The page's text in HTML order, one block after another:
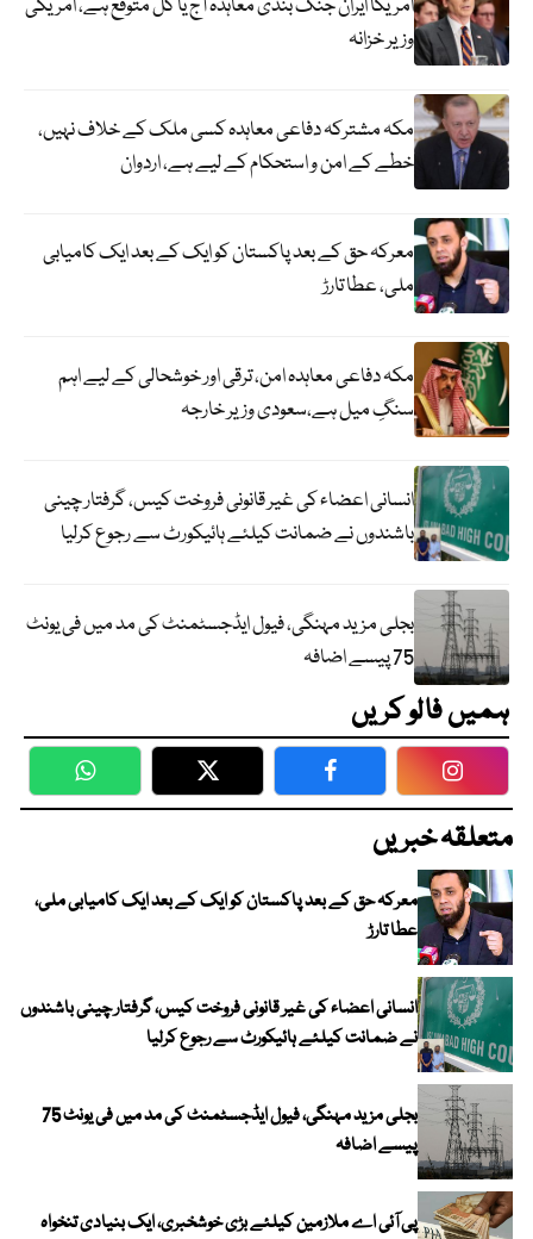
امریکا ایران جنگ بندی معاہدہ آج یا کل متوقع ہے، امریکی
وزیر خزانہ
مکہ مشترکہ دفاعی معاہدہ کسی ملک کے خلاف نہیں،
خطے کے امن و استحکام کے لیے ہے، اردوان
معرکہ حق کے بعد پاکستان کو ایک کے بعد ایک کامیابی
ملی، عطا تارڑ
مکہ دفاعی معاہدہ امن، ترقی اور خوشحالی کے لیے اہم
سنگِ میل ہے،سعودی وزیر خارجہ
انسانی اعضاء کی غیر قانونی فروخت کیس، گرفتار چینی
باشندوں نے ضمانت کیلئے ہائیکورٹ سے رجوع کرلیا
بجلی مزید مہنگی، فیول ایڈجسٹمنٹ کی مد میں فی یونٹ
75 پیسے اضافہ
ہمیں فالو کریں
WhatsApp Twitter Facebook
متعلقہ خبریں
معرکہ حق کے بعد پاکستان کو ایک کے بعد ایک کامیابی ملی،
عطا تارڑ
انسانی اعضاء کی غیر قانونی فروخت کیس، گرفتار چینی باشندوں
نے ضمانت کیلئے ہائیکورٹ سے رجوع کرلیا
بجلی مزید مہنگی، فیول ایڈجسٹمنٹ کی مد میں فی یونٹ 75
پیسے اضافہ
پی آئی اے ملازمین کیلئے بڑی خوشخبری، ایک بنیادی تنخواہ